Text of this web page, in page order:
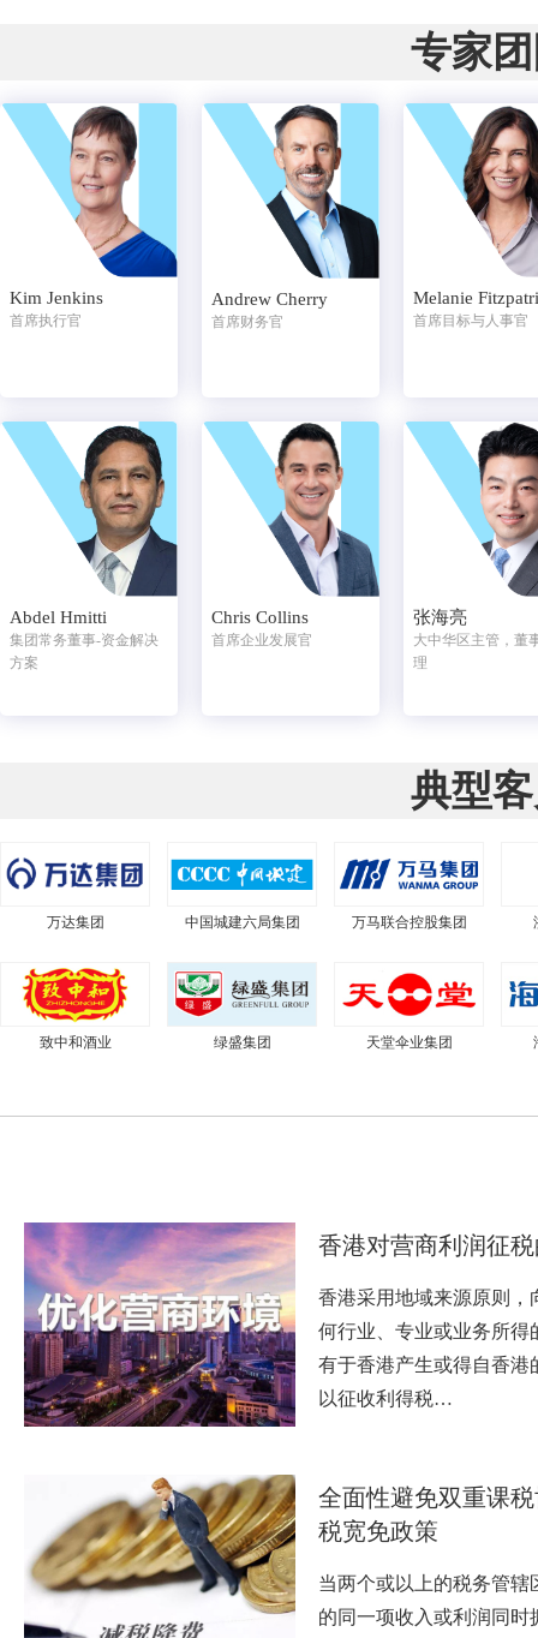
专家
Kim Jenkins
首席执行官
Andrew Cherry
首席财务官
Melanie
首席目标与人事官
Abdel Hmitti
集团常务董事-资金解决
方案
Chris Collins
首席企业发展官
张海亮
大中华区主管，董
理
典型
万达集团 中国城建六局集团 万马联合控股集团
致中和酒业 绿盛集团 天堂伞业集团
香港对营商利润征
香港采用地域来源原则，
何行业、专业或业务所得
有于香港产生或得自香港
以征收利得税…
全面性避免双重课
税宽免政策
当两个或以上的税务管辖
的同一项收入或利润同时